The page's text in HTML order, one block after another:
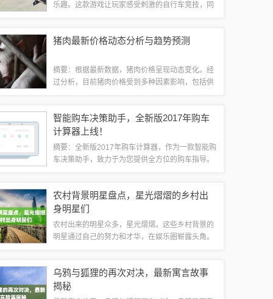
乐趣。这款游戏让玩家感受刺激的自行车竞技，同
动带来的快乐和挑战。在当今数字化时代，电子...
猪肉最新价格动态分析与趋势预测
摘要：根据最新数据，猪肉价格呈现动态变化。经
过分析，目前猪肉价格受到多种因素影响，包括供
动态，以获取更准确的猪肉价格信息。本文将...
智能购车决策助手，全新版2017年购车
计算器上线！
摘要：全新版2017年购车计算器，作为一款智能购
车决策助手，致力于为您提供全方位的购车指导。
将帮助您做出明智的购车决策，让您的购车...
农村背景明星盘点，星光熠熠的乡村出
身明星们
农村出来的明星众多，星光熠熠。这些乡村背景的
明星通过自己的努力和才华，在娱乐圈崭露头角。
现了农村人才的优秀素质，也打破了地域限制...
乌鸦与狐狸的再次对决，最新寓言故事
揭秘